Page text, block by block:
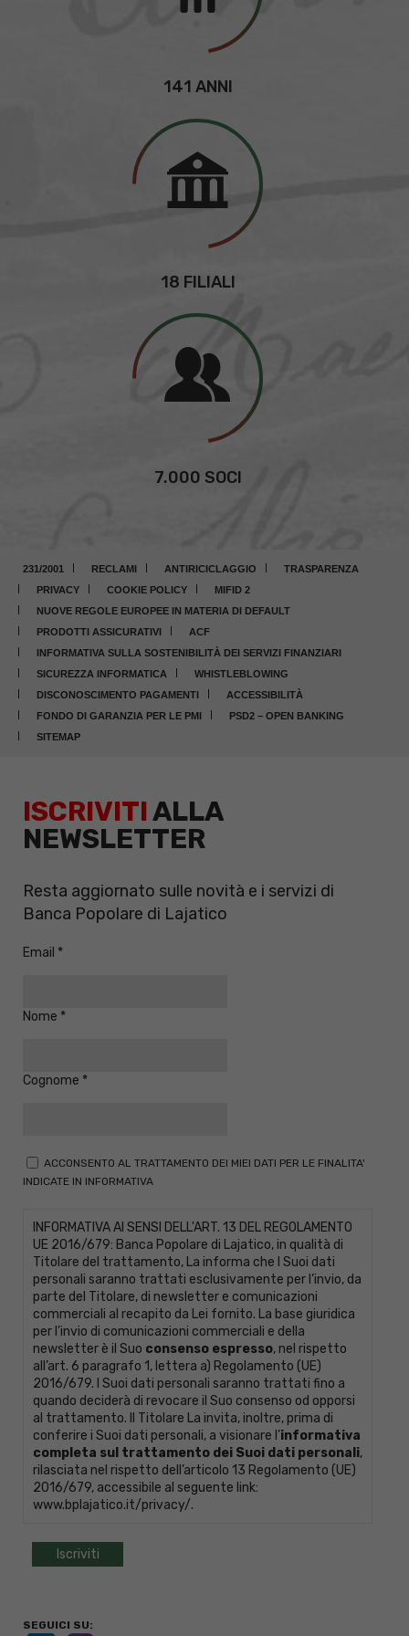
141 ANNI
18 FILIALI
7.000 SOCI
231/2001 RECLAMI ANTIRICICLAGGIO
TRASPARENZA
PRIVACY
COOKIE POLICY
MIFID 2
NUOVE REGOLE EUROPEE IN MATERIA DI DEFAULT
PRODOTTI ASSICURATIVI
ACF
INFORMATIVA SULLA SOSTENIBILITÀ DEI SERVIZI FINANZIARI
SICUREZZA INFORMATICA
WHISTLEBLOWING
DISCONOSCIMENTO PAGAMENTI
ACCESSIBILITÀ
FONDO DI GARANZIA PER LE PMI
PSD2 – OPEN BANKING
SITEMAP
ISCRIVITIALLA
NEWSLETTER
Resta aggiornato sulle novità e i servizi di
Banca Popolare di Lajatico
Email
Nome
Cognome
ACCONSENTO AL TRATTAMENTO DEI MIEI DATI PER LE FINALITA'
INDICATE IN INFORMATIVA
INFORMATIVA AI SENSI DELL'ART. 13 DEL REGOLAMENTO
UE 2016/679: Banca Popolare di Lajatico, in qualità di
Titolare del trattamento, La informa che I Suoi dati
personali saranno trattati esclusivamente per l’invio, da
parte del Titolare, di newsletter e comunicazioni
commerciali al recapito da Lei fornito. La base giuridica
per l’invio di comunicazioni commerciali e della
newsletter è il Suo consenso espresso, nel rispetto
all’art. 6 paragrafo 1, lettera a) Regolamento (UE)
2016/679. I Suoi dati personali saranno trattati fino a
quando deciderà di revocare il Suo consenso od opporsi
al trattamento. Il Titolare La invita, inoltre, prima di
conferire i Suoi dati personali, a visionare l’informativa
completa sul trattamento dei Suoi dati personali,
rilasciata nel rispetto dell’articolo 13 Regolamento (UE)
2016/679, accessibile al seguente link:
www.bplajatico.it/privacy/.
SEGUICI SU: